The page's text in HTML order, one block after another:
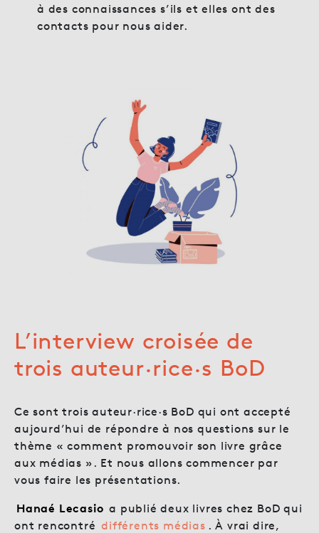
à des connaissances s’ils et elles ont des
contacts pour nous aider.
L’interview croisée de
trois auteur·rice·s BoD
Ce sont trois auteur·rice·s BoD qui ont accepté
aujourd’hui de répondre à nos questions sur le
thème « comment promouvoir son livre grâce
aux médias ». Et nous allons commencer par
vous faire les présentations.
Hanaé Lecasio a publié deux livres chez BoD qui
ont rencontré différents médias . À vrai dire,